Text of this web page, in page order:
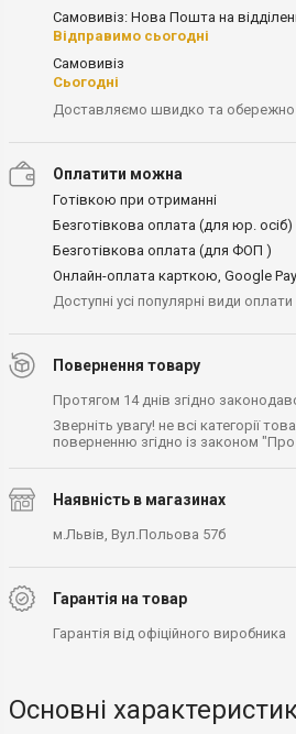
Самовивіз: Нова Пошта на
Відправимо сьогодні
Самовивіз
Сьогодні
Доставляємо швидко та обережно
Оплатити можна
Готівкою при отриманні
Безготівкова оплата (для юр. осіб)
Безготівкова оплата (для ФОП )
Онлайн-оплата карткою, Google
Доступні усі популярні види оплати
Повернення товару
Протягом 14 днів згідно
Зверніть увагу! не всі категорії
поверненню згідно із законом
Наявність в магазинах
м.Львів, Вул.Польова 57б
Гарантія на товар
Гарантія від офіційного виробника
Основні